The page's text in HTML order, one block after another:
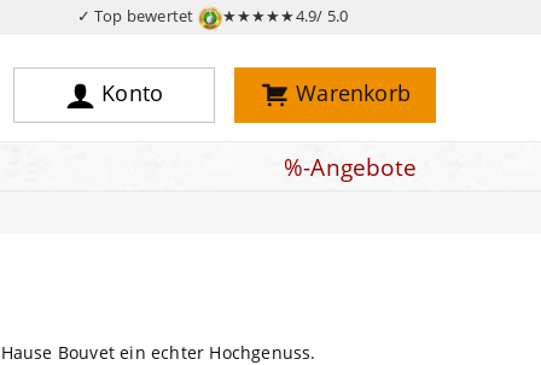
✓ Top bewertet ★★★★★4.9/ 5.0
Konto Warenkorb
%-Angebote
Bouvet ein echter Hochgenuss.